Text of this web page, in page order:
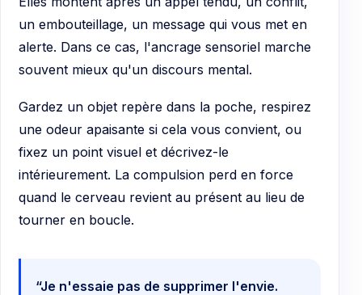
un embouteillage, un message qui vous met en
alerte. Dans ce cas, l'ancrage sensoriel marche
souvent mieux qu'un discours mental.
Gardez un objet repère dans la poche, respirez
une odeur apaisante si cela vous convient, ou
fixez un point visuel et décrivez-le
intérieurement. La compulsion perd en force
quand le cerveau revient au présent au lieu de
tourner en boucle.
“Je n'essaie pas de supprimer l'envie.